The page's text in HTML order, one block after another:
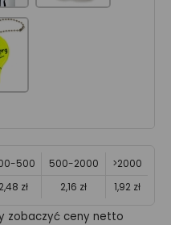
500 500-2000
>2000
2,48 zł 2,16 zł 1,92 zł
zobaczyć ceny netto